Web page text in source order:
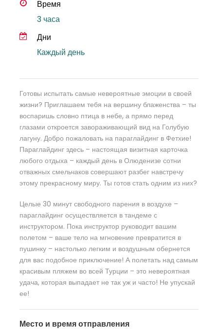
Время
3 часа
Дни
Каждый день
Готовы испытать самые невероятные эмоции в своей
жизни? Приглашаем тебя на вершину блаженства – ты
воспаришь словно птица в небе, а прямо перед
глазами откроется завораживающий вид на Голубую
лагуну. Добро пожаловать на параглайдинг в Фетхие!
Параглайдинг здесь – настоящая визитная карточка
любого отдыха – каждый день в Олюденизе сотни
отважных смельчаков совершают разбег навстречу
этому прекрасному миру. Ты готов стать одним из них?
Целые 30 минут свободного парения в воздухе –
параглайдинг осуществляется в тандеме с
инструктором. Пока инструктор руководит вашим
полетом – ваше тело на мгновение превратится в
пушинку – настолько легким и воздушным обернется
для вас подобное приключение! А полетать над самым
красивым пляжем во всей Турции – это невероятная
удача, которая выпадает не так уж и часто! Не упускай
ее!
Место и время отправления